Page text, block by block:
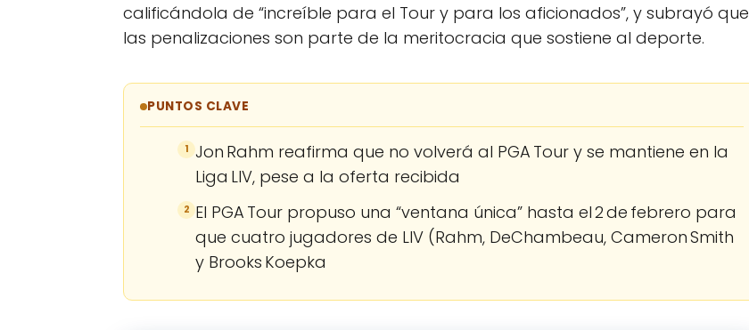
calificándola de “increíble para el Tour y para los aficionados”, y subrayó que
las penalizaciones son parte de la meritocracia que sostiene al deporte.
PUNTOS CLAVE
1 Jon Rahm reafirma que no volverá al PGA Tour y se mantiene en la
Liga LIV, pese a la oferta recibida
2 El PGA Tour propuso una “ventana única” hasta el 2 de febrero para
que cuatro jugadores de LIV (Rahm, DeChambeau, Cameron Smith
y Brooks Koepka